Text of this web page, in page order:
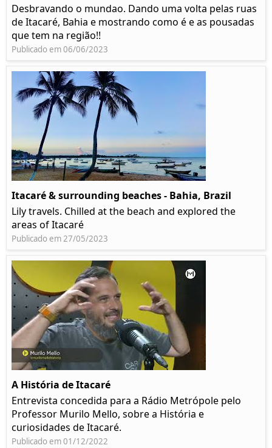
Desbravando o mundao. Dando uma volta pelas ruas
de Itacaré, Bahia e mostrando como é e as pousadas
que tem na região!!
Publicado em 06/06/2023
Itacaré & surrounding beaches - Bahia, Brazil
Lily travels. Chilled at the beach and explored the
areas of Itacaré
Publicado em 27/05/2023
A História de Itacaré
Entrevista concedida para a Rádio Metrópole pelo
Professor Murilo Mello, sobre a História e
curiosidades de Itacaré.
Publicado em 01/12/2022